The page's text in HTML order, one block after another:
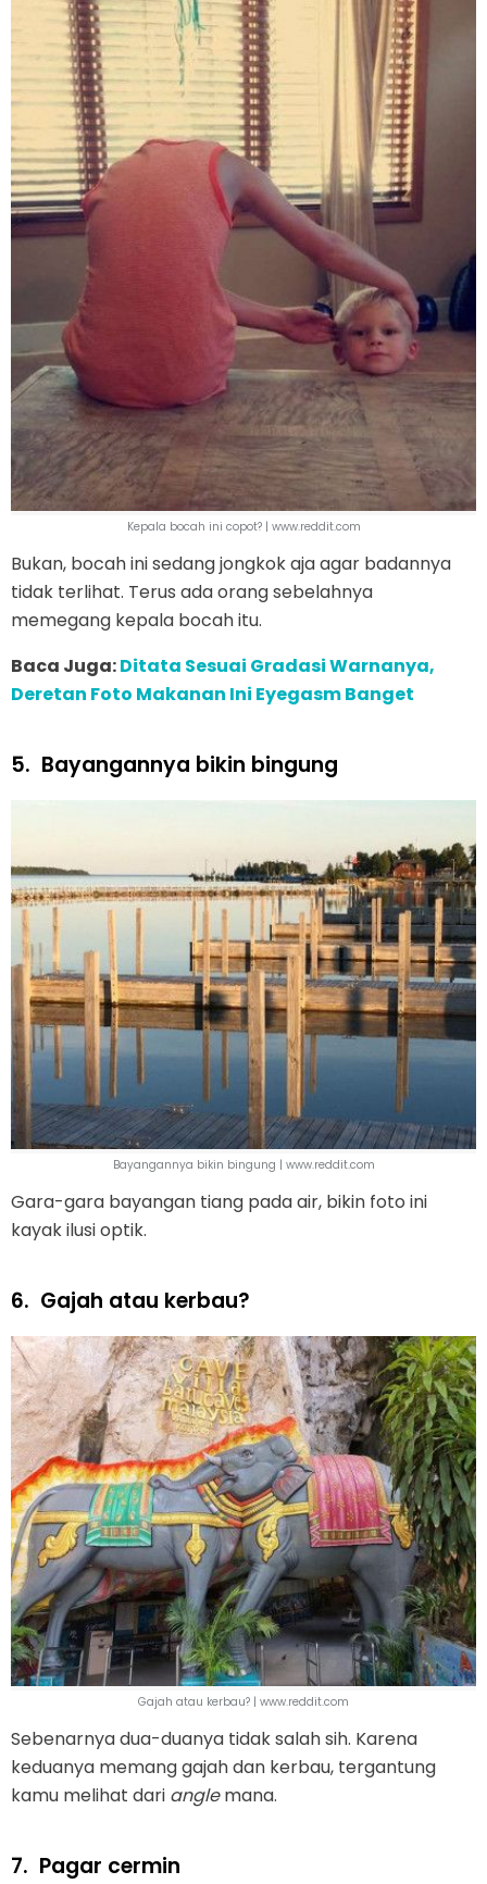
Kepala bocah ini copot? | www.reddit.com
Bukan, bocah ini sedang jongkok aja agar badannya
tidak terlihat. Terus ada orang sebelahnya
memegang kepala bocah itu.
Baca Juga:Ditata Sesuai Gradasi Warnanya,
Deretan Foto Makanan Ini Eyegasm Banget
5. Bayangannya bikin bingung
Bayangannya bikin bingung | www.reddit.com
Gara-gara bayangan tiang pada air, bikin foto ini
kayak ilusi optik.
6. Gajah atau kerbau?
Gajah atau kerbau? | www.reddit.com
Sebenarnya dua-duanya tidak salah sih. Karena
keduanya memang gajah dan kerbau, tergantung
kamu melihat dari anglemana.
7. Pagar cermin